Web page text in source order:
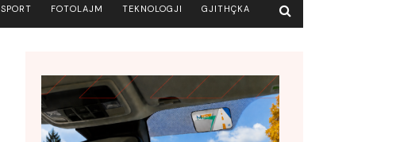
SPORT FOTOLAJM TEKNOLOGJI GJITHÇKA